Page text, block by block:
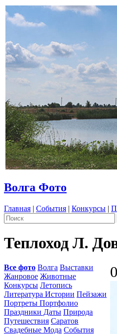
Волга Фото
Главная | События | Конкурсы |
Теплоход Л.
Все фото Волга Выставки
Жанровое Животные
Конкурсы Летопись
Литература Истории Пейзажи
Портреты Портфолио
Праздники Даты Природа
Путешествия Саратов
Свадебные Мода События